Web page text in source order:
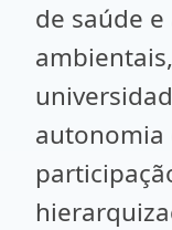
de saúde
autonomia